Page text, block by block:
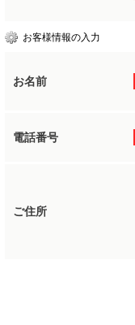
お客様情報の入力
お名前
電話番号
ご住所